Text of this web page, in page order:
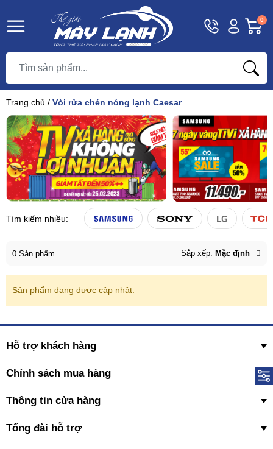
Hotline
1800
Tài
khoản
Khách
0
Trang chủ / Vòi rửa chén nóng lạnh Caesar
Tìm kiếm nhiều:
0 Sản phẩm Sắp xếp: Mặc định
Sản phẩm đang được cập nhật.
Hỗ trợ khách hàng
Chính sách mua hàng
Thông tin cửa hàng
Tổng đài hỗ trợ